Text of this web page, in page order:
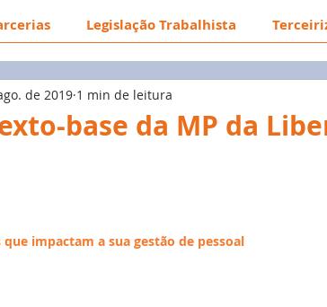
Legislação Trabalhista
Economia Benefícios
Humanos Treinamento
base da MP da
de 2019 1 min de leitura
impactam a sua gestão de pessoal